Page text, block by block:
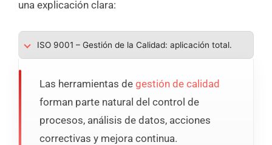
una explicación clara:
ISO 9001 – Gestión de la Calidad: aplicación total.
Las herramientas de gestión de calidad
forman parte natural del control de
procesos, análisis de datos, acciones
correctivas y mejora continua.